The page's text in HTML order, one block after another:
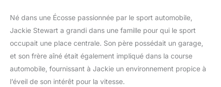
Né dans une Écosse passionnée par le sport automobile,
Jackie Stewart a grandi dans une famille pour qui le sport
occupait une place centrale. Son père possédait un garage,
et son frère aîné était également impliqué dans la course
automobile, fournissant à Jackie un environnement propice à
l’éveil de son intérêt pour la vitesse.